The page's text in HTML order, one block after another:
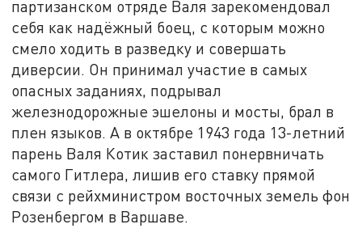
партизанском отряде Валя зарекомендовал
себя как надёжный боец, с которым можно
смело ходить в разведку и совершать
диверсии. Он принимал участие в самых
опасных заданиях, подрывал
железнодорожные эшелоны и мосты, брал в
плен языков. А в октябре 1943 года 13-летний
парень Валя Котик заставил понервничать
самого Гитлера, лишив его ставку прямой
связи с рейхминистром восточных земель фон
Розенбергом в Варшаве.